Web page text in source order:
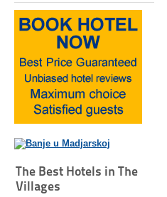
The Best Hotels in The
Villages